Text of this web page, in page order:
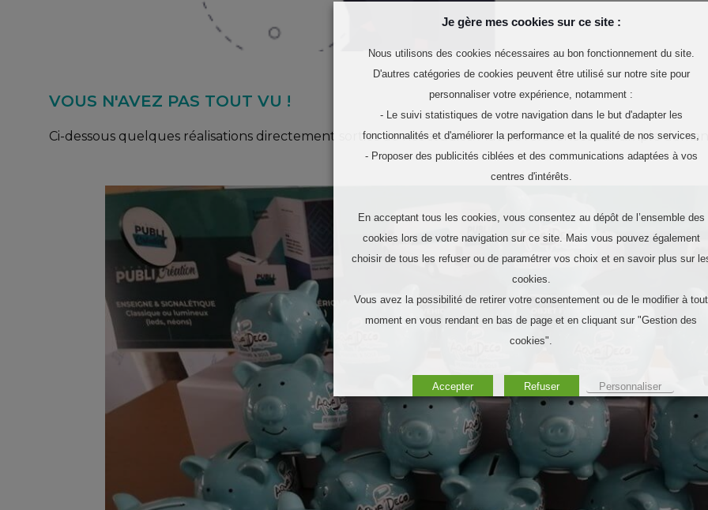
VOUS N'AVEZ PAS TOUT VU !
Ci-dessous quelques réalisations directement sorties de nos studios. Autres références sur simple
Je gère mes cookies sur ce site :
Nous utilisons des cookies nécessaires au bon fonctionnement du site.
D'autres catégories de cookies peuvent être utilisé sur notre site pour
personnaliser votre expérience, notamment :
- Le suivi statistiques de votre navigation dans le but d'adapter les
fonctionnalités et d'améliorer la performance et la qualité de nos services,
- Proposer des publicités ciblées et des communications adaptées à vos
centres d'intérêts.
En acceptant tous les cookies, vous consentez au dépôt de l’ensemble des
cookies lors de votre navigation sur ce site. Mais vous pouvez également
choisir de tous les refuser ou de paramétrer vos choix et en savoir plus sur
cookies.
Vous avez la possibilité de retirer votre consentement ou de le modifier à tout
moment en vous rendant en bas de page et en cliquant sur "Gestion des
cookies".
Accepter Refuser Personnaliser